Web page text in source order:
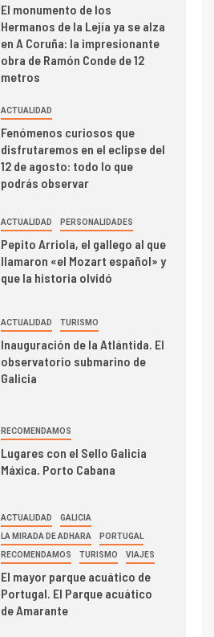
El monumento de los
Hermanos de la Lejía ya se alza
en A Coruña: la impresionante
obra de Ramón Conde de 12
metros
ACTUALIDAD
Fenómenos curiosos que
disfrutaremos en el eclipse del
12 de agosto: todo lo que
podrás observar
ACTUALIDAD PERSONALIDADES
Pepito Arriola, el gallego al que
llamaron «el Mozart español» y
que la historia olvidó
ACTUALIDAD TURISMO
Inauguración de la Atlántida. El
observatorio submarino de
Galicia
RECOMENDAMOS
Lugares con el Sello Galicia
Máxica. Porto Cabana
ACTUALIDAD GALICIA
LA MIRADA DE ADHARA PORTUGAL
RECOMENDAMOS TURISMO VIAJES
El mayor parque acuático de
Portugal. El Parque acuático
de Amarante